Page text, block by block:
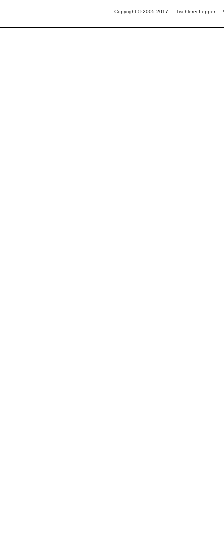
Copyright © 2005-2017 --- Tischlerei Lepper